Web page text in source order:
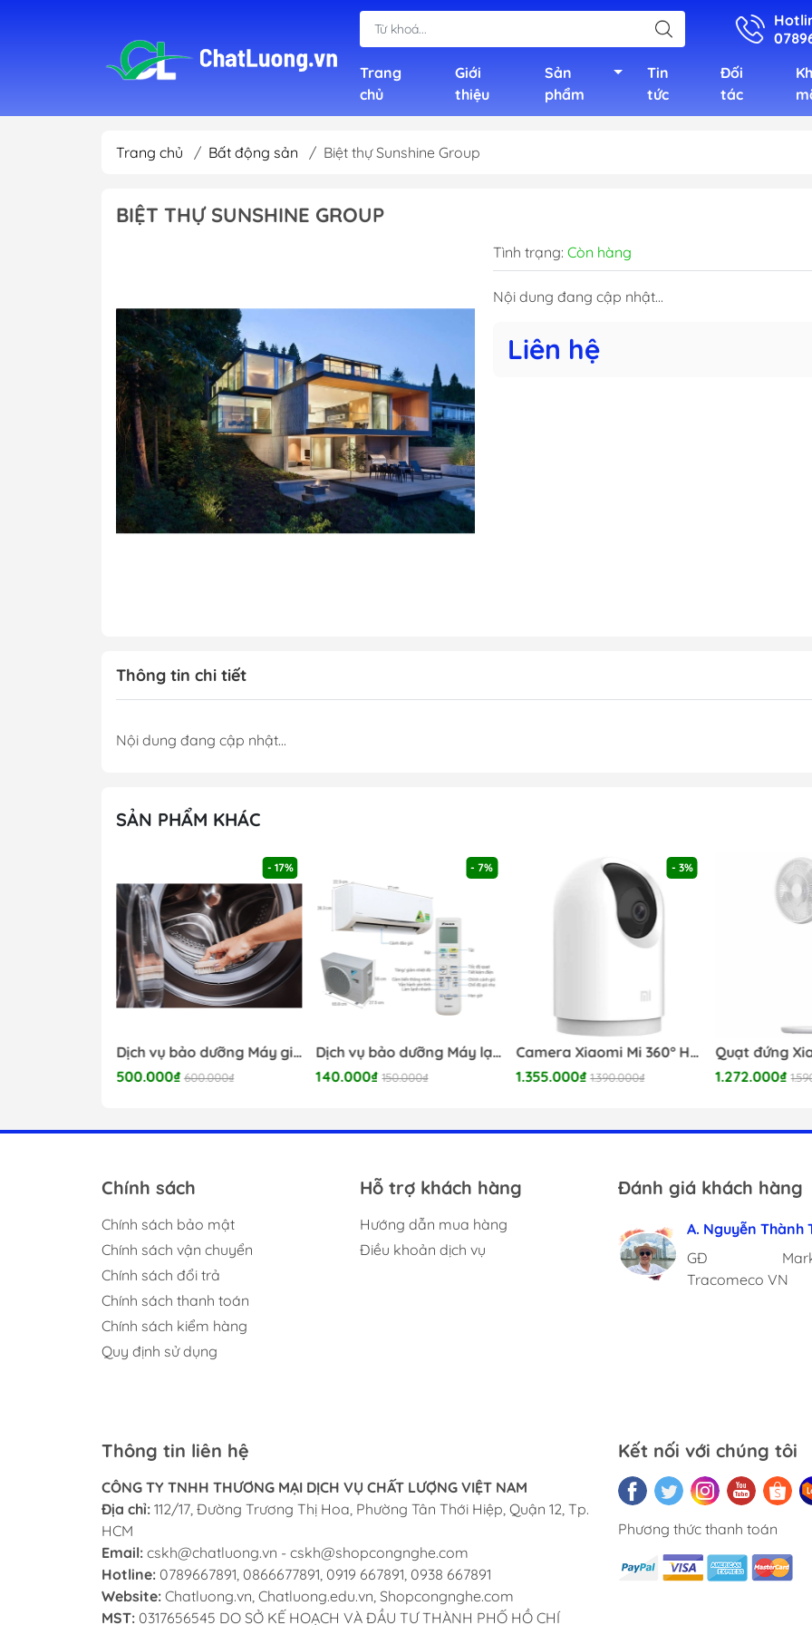
Trang
chủ
Giới
thiệu
Sản
phẩm
Kiến trúc
Cho thuê xe
Vé máy bay
Thủ tục Visa
Thiết bị
Tin
tức
Đối
tác
Trang chủ / Bất động sản / Biệt thự Sunshine Group
BIỆT THỰ SUNSHINE GROUP
Tình trạng: Còn hàng
Nội dung đang cập nhật...
Liên hệ
Thông tin chi tiết
Nội dung đang cập nhật...
SẢN PHẨM KHÁC
- 17%
Dịch vụ bảo dưỡng Máy giặt 24/7
500.000₫ 600.000₫
- 7%
Dịch vụ bảo dưỡng Máy lạnh 24/7
140.000₫ 150.000₫
- 3%
Camera Xiaomi Mi 360° Home 2K BHR4193GL Pro
1.355.000₫ 1.390.000₫
1.272.000₫
Chính sách
Chính sách bảo mật
Chính sách vận chuyển
Chính sách đổi trả
Chính sách thanh toán
Chính sách kiểm hàng
Quy định sử dụng
Hỗ trợ khách hàng
Hướng dẫn mua hàng
Điều khoản dịch vụ
Đánh giá khách hàng
C. Vũ Ngọc Yến
GĐ Tropical
Spa
A. Nguyễn Thành
GĐ
Tracomeco VN
C. Cẩm Nhung
TBM NH IUH
Trưởng Phòng IT
ThS. Phạm Ngọc
Viện phó Viện
Dục
Thông tin liên hệ
CÔNG TY TNHH THƯƠNG MẠI DỊCH VỤ CHẤT LƯỢNG VIỆT NAM
Địa chỉ: 112/17, Đường Trương Thị Hoa, Phường Tân Thới Hiệp, Quận 12, Tp.
HCM
Email: cskh@chatluong.vn - cskh@shopcongnghe.com
Hotline: 0789667891, 0866677891, 0919 667891, 0938 667891
Website: Chatluong.vn, Chatluong.edu.vn, Shopcongnghe.com
MST: 0317656545 DO SỞ KẾ HOẠCH VÀ ĐẦU TƯ THÀNH PHỐ HỒ CHÍ
Kết nối với chúng tôi
Phương thức thanh toán